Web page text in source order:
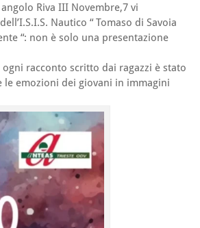
Riva III Novembre,7 vi
Nautico “ Tomaso di Savoia
“: non è solo una presentazione
racconto scritto dai ragazzi è stato
emozioni dei giovani in immagini